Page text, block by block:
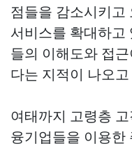
점들을 감소시키고
서비스를 확대하고
들의 이해도와 접
다는 지적이 나오
여태까지 고령층
융기업들을 이용한